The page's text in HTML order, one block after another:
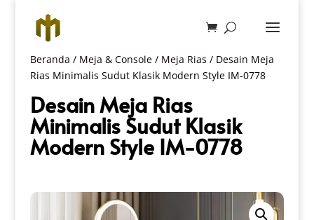
Beranda / Meja & Console/ Meja Rias / Desain Meja
Rias Minimalis Sudut Klasik Modern Style IM-0778
Desain Meja Rias
Minimalis Sudut Klasik
Modern Style IM-0778